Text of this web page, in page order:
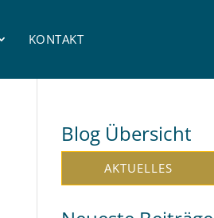
KONTAKT
Blog Übersicht
AKTUELLES